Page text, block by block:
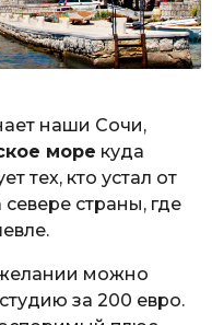
наши Сочи,
море куда
тех, кто устал от
страны, где
можно
за 200 евро.